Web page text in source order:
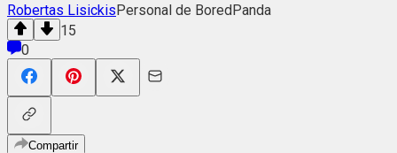
Robertas LisickisPersonal de BoredPanda
15
0
Compartir